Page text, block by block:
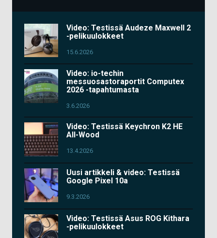
Video: Testissä Audeze Maxwell 2
-pelikuulokkeet
15.6.2026
Video: io-techin
messuosastoraportit Computex
2026 -tapahtumasta
3.6.2026
Video: Testissä Keychron K2 HE
All-Wood
13.4.2026
Uusi artikkeli & video: Testissä
Google Pixel 10a
9.3.2026
Video: Testissä Asus ROG Kithara
-pelikuulokkeet